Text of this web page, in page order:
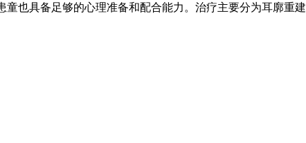
也具备足够的心理准备和配合能力。治疗主要分为耳廓重